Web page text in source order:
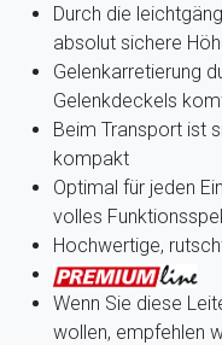
Durch die
absolut sichere
Gelenkarretierung
Gelenkdeckels
Beim Transport ist
kompakt
Optimal für jeden
volles
Hochwertige,
Wenn Sie diese
wollen, empfehlen